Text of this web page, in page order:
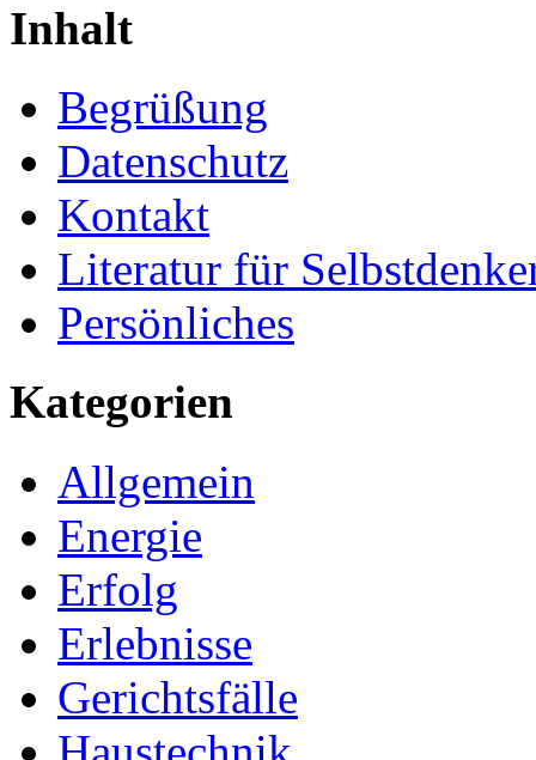
Inhalt
Begrüßung
Datenschutz
Kontakt
Literatur für
Persönliches
Kategorien
Allgemein
Energie
Erfolg
Erlebnisse
Gerichtsfälle